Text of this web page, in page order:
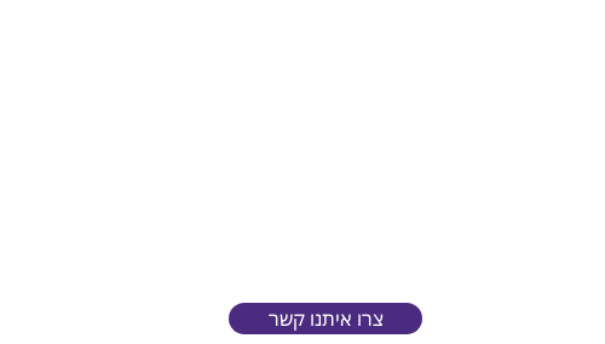
צרו איתנו קשר